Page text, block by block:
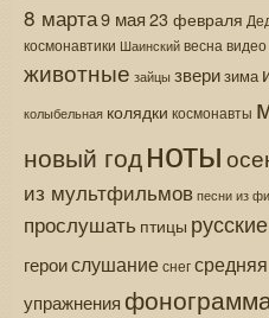
8 марта9 мая 23 февраля
космонавтики Шаинскийвесна видео
животные зайцы зверизима
колыбельная колядки космонавты
новый годноты
из мультфильмов песни из
прослушать птицы
героислушаниеснег
упражнения